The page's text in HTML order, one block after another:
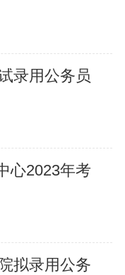
录用公务员
心2023年考
拟录用公务